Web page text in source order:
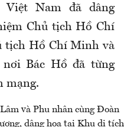
Việt Nam đã dâng
Chủ tịch Hồ Chí
tịch Hồ Chí Minh và
Bác Hồ đã từng
mạng.